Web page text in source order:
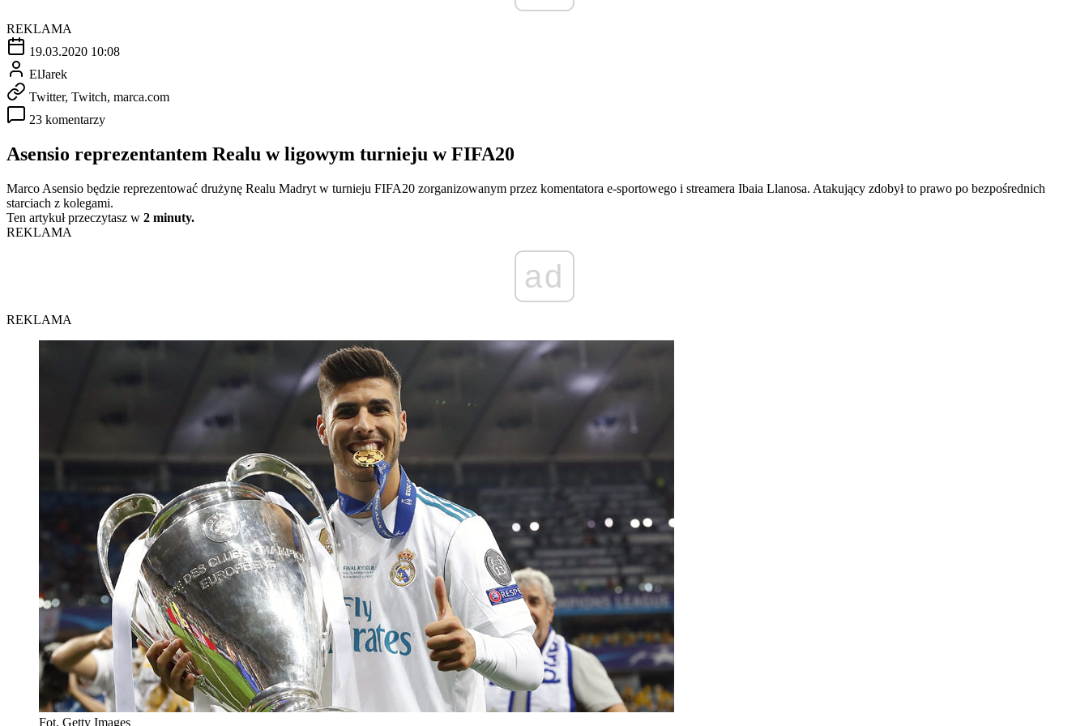
REKLAMA
19.03.2020 10:08
ElJarek
Twitter, Twitch, marca.com
23 komentarzy
Asensio reprezentantem Realu w ligowym turnieju w FIFA20
Marco Asensio będzie reprezentować drużynę Realu Madryt w turnieju FIFA20 zorganizowanym przez komentatora e-sportowego i streamera Ibaia Llanosa. Atakujący zdobył to prawo po bezpośrednich
starciach z kolegami.
Ten artykuł przeczytasz w 2 minuty.
REKLAMA
ad
REKLAMA
Fot. Getty Images